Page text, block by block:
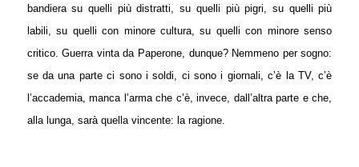
bandiera su quelli più distratti, su quelli più pigri, su quelli più
labili, su quelli con minore cultura, su quelli con minore senso
critico. Guerra vinta da Paperone, dunque? Nemmeno per sogno:
se da una parte ci sono i soldi, ci sono i giornali, c’è la TV, c’è
l’accademia, manca l’arma che c’è, invece, dall’altra parte e che,
alla lunga, sarà quella vincente: la ragione.